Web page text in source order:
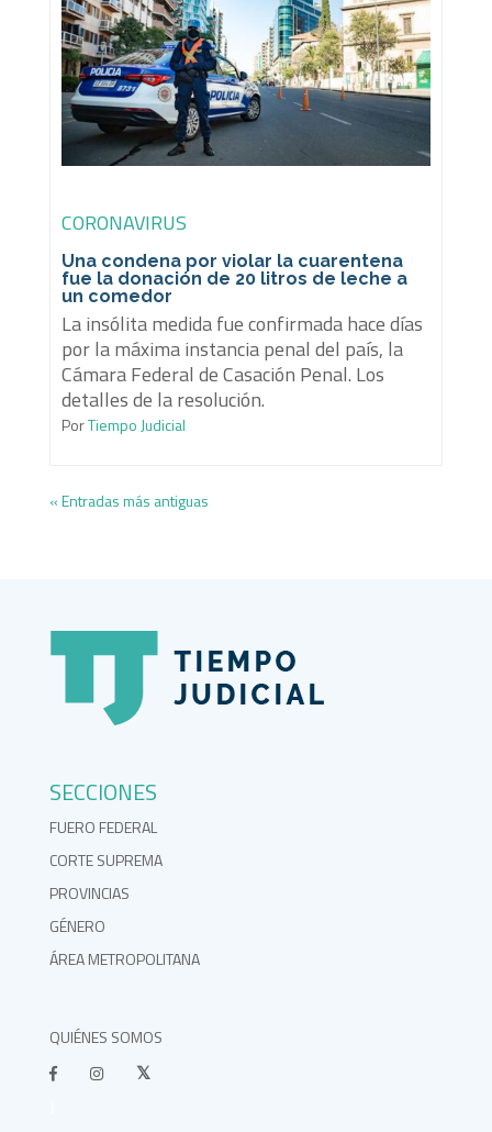
CORONAVIRUS
Una condena por violar la cuarentena
fue la donación de 20 litros de leche a
un comedor
La insólita medida fue confirmada hace días
por la máxima instancia penal del país, la
Cámara Federal de Casación Penal. Los
detalles de la resolución.
PorTiempo Judicial
« Entradas más antiguas
SECCIONES
FUERO FEDERAL
CORTE SUPREMA
PROVINCIAS
GÉNERO
ÁREA METROPOLITANA
QUIÉNES SOMOS